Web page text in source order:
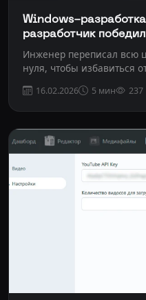
Windows-
разработчик
Инженер переписал всю
нуля, чтобы избавиться
16.02.2026 5 мин 237